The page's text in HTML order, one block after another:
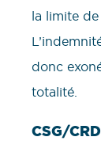
la limite
donc
totalité.
CSG/